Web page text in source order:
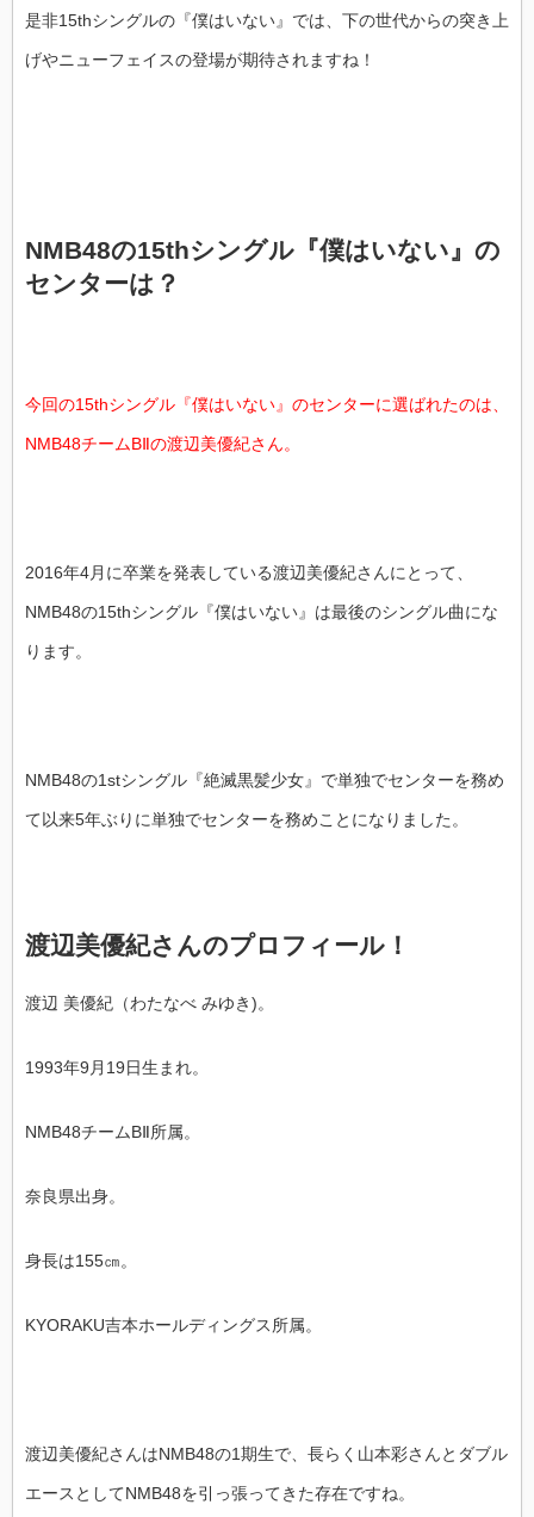
是非15thシングルの『僕はいない』では、下の世代からの突き上
げやニューフェイスの登場が期待されますね！
NMB48の15thシングル『僕はいない』の
センターは？
今回の15thシングル『僕はいない』のセンターに選ばれたのは、
NMB48チームBⅡの渡辺美優紀さん。
2016年4月に卒業を発表している渡辺美優紀さんにとって、
NMB48の15thシングル『僕はいない』は最後のシングル曲にな
ります。
NMB48の1stシングル『絶滅黒髪少女』で単独でセンターを務め
て以来5年ぶりに単独でセンターを務めことになりました。
渡辺美優紀さんのプロフィール！
渡辺 美優紀（わたなべ みゆき)。
1993年9月19日生まれ。
NMB48チームBⅡ所属。
奈良県出身。
身長は155㎝。
KYORAKU吉本ホールディングス所属。
渡辺美優紀さんはNMB48の1期生で、長らく山本彩さんとダブル
エースとしてNMB48を引っ張ってきた存在ですね。